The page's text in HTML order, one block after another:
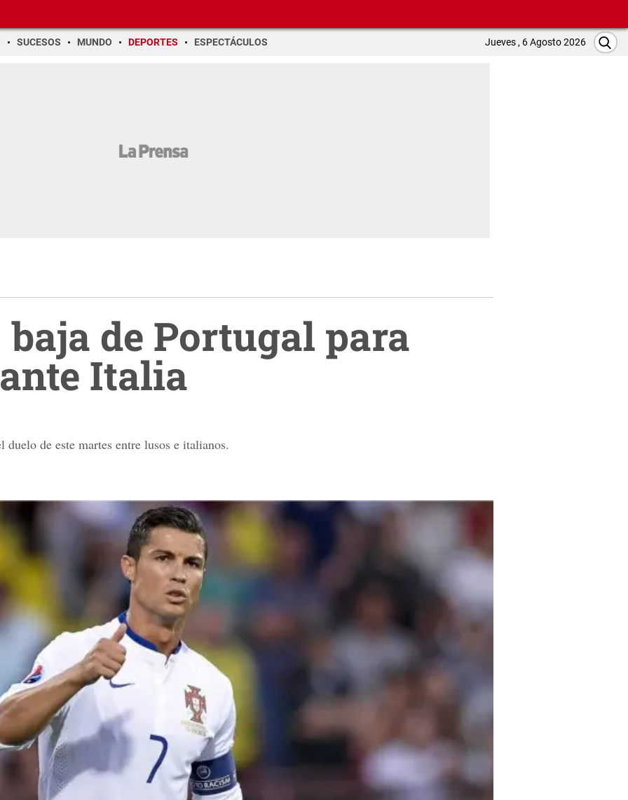
SUCESOS MUNDO DEPORTES ESPECTÁCULOS Jueves , 6 Agosto 2026
de Portugal para
Italia
duelo de este martes entre lusos e italianos.